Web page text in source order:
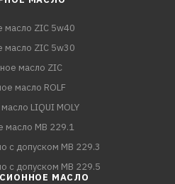
масло ZIC 5w40
масло ZIC 5w30
масло ZIC
масло ROLF
LIQUI MOLY
масло MB 229.1
с допуском MB 229.3
с допуском MB 229.5
МАСЛО